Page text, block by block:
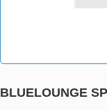
BLUELOUNGE